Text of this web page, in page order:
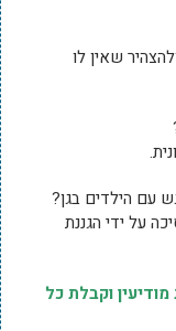
שאין לו
על ידי הגננת
וקבלת כל